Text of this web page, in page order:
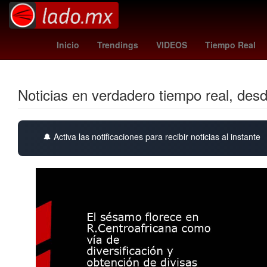
Inicio Trendings VIDEOS Tiempo Real
trail blazers - pacers alerta meteorológica Nueva York
Noticias en verdadero tiempo real,
🔔 Activa las notificaciones para recibir noticias al instante